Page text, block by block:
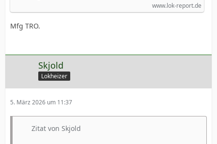
www.lok-report.de
Mfg TRO.
Skjold
Lokheizer
5. März 2026 um 11:37
Zitat von Skjold